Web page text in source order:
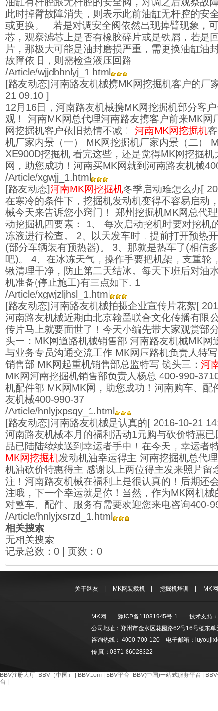
此时掉臂故障消失，则表示此前油缸无杆腔的安
或更换。 若是对调安全阀依然出现掉臂现象，
芯，观察滤芯上是否有橡胶碎片或是铁屑，若是
片，那极大可能是油封磨损严重，需更换油缸
故障依旧，则需检查液压回路
/Article/wjjdbhnlyj_1.html
[路友动态]河南路友机械携MK网挖掘机客户的厂
21 09:10 ]
12月16日，河南路友机械携MK网挖掘机部分客
观！ 河南MK网总代理河南路友携客户前来MK网
网挖掘机客户依旧热情不减！ 河南MK网挖掘机
机厂家内景（一） MK网挖掘机厂家内景（二）
XE900D挖掘机 看完这些，还是觉得MK网挖掘
网，助您成功！河南买MK网就到河南路友机械
/Article/xgwjj_1.html
[路友动态]河南MK网挖掘机冬季启动难怎么办[
在寒冷的条件下，挖掘机发动机变得不容易启动
械今天来告诉您小窍门！ 郑州挖掘机MK网总代
动挖掘机四要素： 1、 每次启动挖机时要对挖机
冻液进行检查。 2、以天发车时，提前打开预热
(部分车辆装有预热器)。 3、那就是热车了(相信
吧)。 4、在冰冻天气，操作手要把机架，支重轮
锹清理干净，防止第二天结冰。每天下班后对油
机准备(停止施工)有三点如下: 1
/Article/xgwjzljhsl_1.html
[路友动态]河南路友机械拍摄企业宣传片花絮[
河南路友机械近期由北京翰墨联合文化传播有限
传片马上就要面世了！今天小编先带大家观赏部
头一：MK网道路机械销售部 河南路友机械MK网
与业务专员沟通交流工作 MK网压路机负责人特
销售部 MK网起重机销售部总监特写 镜头三： 河
MK网河南挖掘机销售部负责人杨总 400-990-
机配件部 MK网MK网，助您成功！河南购车、配
友机械400-990-37
/Article/hnlyjxpsqy_1.html
[路友动态]河南路友机械是认真的[ 2016-10-21
河南路友机械本月的福利活动1元购与砍价特惠
品已陆陆续续送到幸运者手中！在今天，幸运者
MK网挖掘机发动机油幸运得主 河南挖掘机总代
机油砍价特惠得主 感谢以上两位得主发来照片留
注！河南路友机械在福利上是很认真的！后期还
注哦，下一个幸运就是你！当然，作为MK网机
对整车、配件、服务有需要欢迎您来电咨询400-
/Article/hnlyjxsrzd_1.html
相关搜索
无相关搜索
记录总数：0 | 页数：0
关于路友 MK网装载机 挖掘机培训 MK
MK网 豫ICP备11031945号-1 技术支持：
公司地址：郑州市金水区花园路62号16号楼东单
咨询热线： 4000-700-120 电子邮箱：
传 真：0371-86028322
BBV注册大厅_BBV（中国） BBV.com BBV平台_BBV(中国)一站式服务平台
台